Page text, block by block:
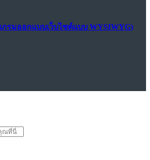
กรมออกแบบเว็บไซต์แบบ WYSIWYG)